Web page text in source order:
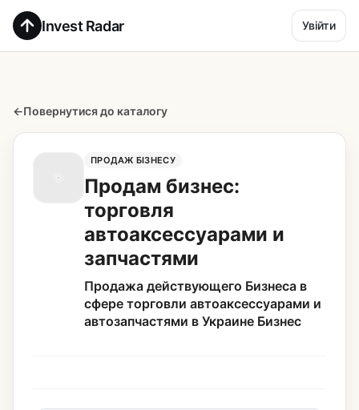
Invest Radar Увійти
←Повернутися до каталогу
ПРОДАЖ БІЗНЕСУ
Продам бизнес:
торговля
автоаксессуарами и
запчастями
Продажа действующего Бизнеса в
сфере торговли автоаксессуарами и
автозапчастями в Украине Бизнес